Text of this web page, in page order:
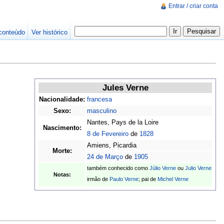
Jules Verne
Nacionalidade: francesa
Sexo:
masculino
Nascimento:
Nantes, Pays de la Loire
8 de Fevereiro de 1828
Morte:
Amiens, Picardia
24 de Março de 1905
Notas:
também conhecido como Júlio Verne ou Julio Verne
irmão de Paulo Verne; pai de Michel Verne
Entrar / criar conta
Ver histórico